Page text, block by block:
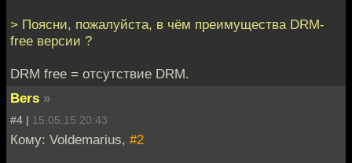
> Поясни, пожалуйста, в чём преимущества DRM-
free версии ?
DRM free = отсутствие DRM.
Bers »
#4 | 15.05.15 20:43
Кому: Voldemarius, #2